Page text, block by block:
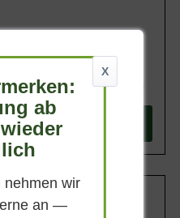
184,90 €
In den Warenkorb
X
ab
nehmen wir
an —